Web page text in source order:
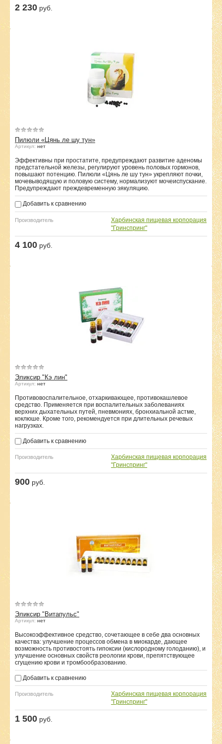
2 230 руб.
Пилюли «Цянь ле шу тун»
Артикул: нет
Эффективны при простатите, предупреждают развитие аденомы
предстательной железы, регулируют уровень половых гормонов,
повышают потенцию. Пилюли «Цянь ле шу тун» укрепляют почки,
мочевыводящую и половую систему, нормализуют мочеиспускание.
Предупреждают преждевременную эякуляцию.
Добавить к сравнению
Производитель
Харбинская пищевая корпорация
"Гринспринг"
4 100 руб.
Эликсир "Кэ лин"
Артикул: нет
Противовоспалительное, отхаркивающее, противокашлевое
средство. Применяется при воспалительных заболеваниях
верхних дыхательных путей, пневмониях, бронхиальной астме,
коклюше. Кроме того, рекомендуется при длительных речевых
нагрузках.
Добавить к сравнению
Производитель
Харбинская пищевая корпорация
"Гринспринг"
900 руб.
Эликсир "Витапульс"
Артикул: нет
Высокоэффективное средство, сочетающее в себе два основных
качества: улучшение процессов обмена в миокарде, дающее
возможность противостоять гипоксии (кислородному голоданию), и
улучшение основных свойств реологии крови, препятствующее
сгущению крови и тромбообразованию.
Добавить к сравнению
Производитель
Харбинская пищевая корпорация
"Гринспринг"
1 500 руб.